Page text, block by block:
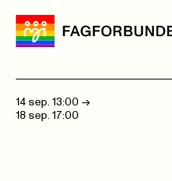
14 sep. 13:00 ->
18 sep. 17:00